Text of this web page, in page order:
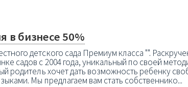
в бизнесе 50%
детского сада Премиум класса "".
садов с 2004 года, уникальный по своей
родитель хочет дать возможность ребенку
Мы предлагаем вам стать собственнико...